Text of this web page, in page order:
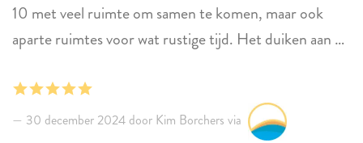
10 met veel ruimte om samen te komen, maar ook
aparte ruimtes voor wat rustige tijd. Het duiken aan de
beheerders waren attent bij vragen of behoeften
(hoewel het huis perfect was, dus we hadden niets
30 december 2024 door Kim Borchers via